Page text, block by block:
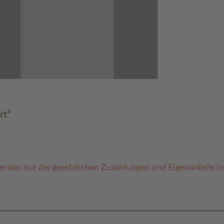
nur die gesetzlichen Zuzahlungen und Eigenanteile in